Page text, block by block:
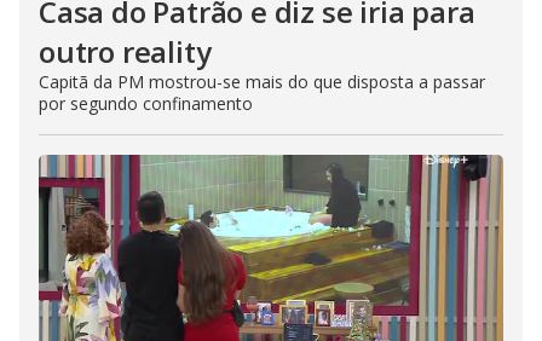
Casa do Patrão e diz se iria para
outro reality
Capitã da PM mostrou-se mais do que disposta a passar
por segundo confinamento